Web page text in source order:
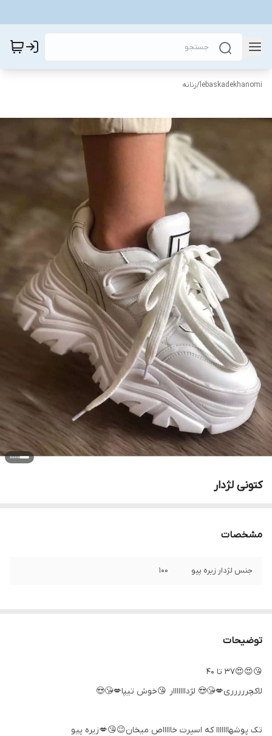
lebaskadekhanomi
/زنانه
کتونی لژدار
مشخصات
جنس لژدار زیره پیو ۱۰۰
توضیحات
😘😍😍۳۷ تا ۴۰
لاکچررررری💋😘😍 لژدااااااار 😘خوش تیپا💋😘😍
تک پوشهااااااا که اسپرت خاااااص میخان😉😘💋زیره پیو